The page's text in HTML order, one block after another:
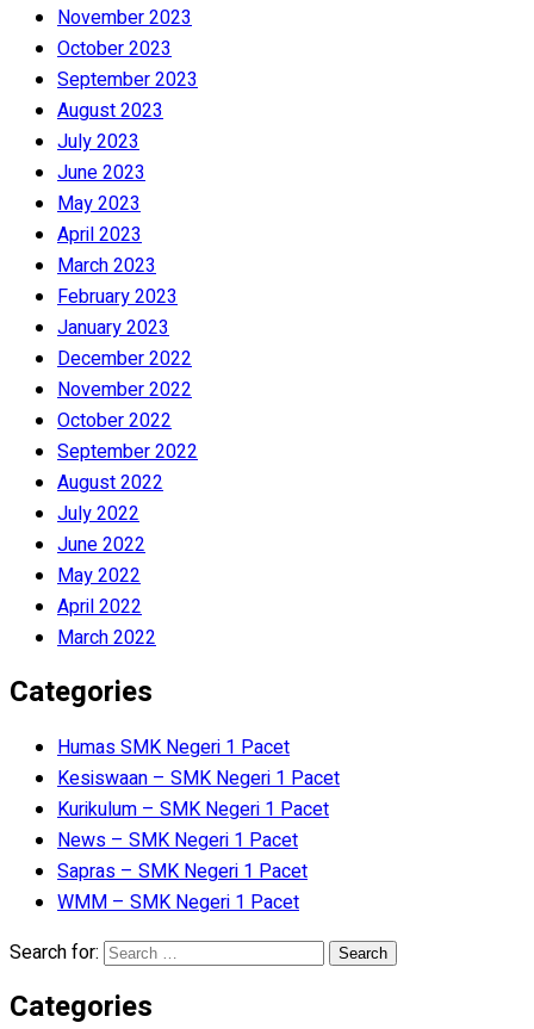
November 2023
October 2023
September 2023
August 2023
July 2023
June 2023
May 2023
April 2023
March 2023
February 2023
January 2023
December 2022
November 2022
October 2022
September 2022
August 2022
July 2022
June 2022
May 2022
April 2022
March 2022
Categories
Humas SMK Negeri 1 Pacet
Kesiswaan – SMK Negeri 1 Pacet
Kurikulum – SMK Negeri 1 Pacet
News – SMK Negeri 1 Pacet
Sapras – SMK Negeri 1 Pacet
WMM – SMK Negeri 1 Pacet
Search for:
Categories